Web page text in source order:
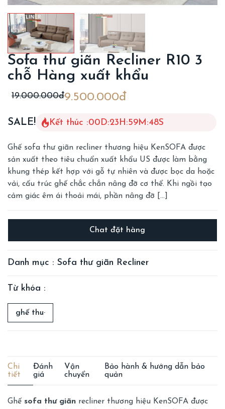
Sofa thư giãn Recliner R10 3
chỗ Hàng xuất khẩu
19.000.000đ9.500.000đ
SALE! Kết thúc :00D:23H:59M:45S
Ghế sofa thư giãn recliner thương hiệu KenSOFA được
sản xuất theo tiêu chuẩn xuất khẩu US được làm bằng
khung thép kết hợp với gỗ tự nhiên và được bọc da hoặc
vải, cấu trúc ghế chắc chắn nâng đỡ cơ thể. Khi ngồi tạo
cảm giác êm ái thoải mái, phần nâng đỡ […]
Danh mục : Sofa thư giãn Recliner
Từ khóa :
ghế thu·
Chi
tiết
Đánh
giá
Vận
chuyển
Bảo hành & hướng dẫn bảo
quản
Ghế sofa thư giãn recliner thương hiệu KenSOFA được